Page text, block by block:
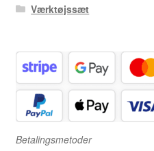
Værktøjssæt
Betalingsmetoder